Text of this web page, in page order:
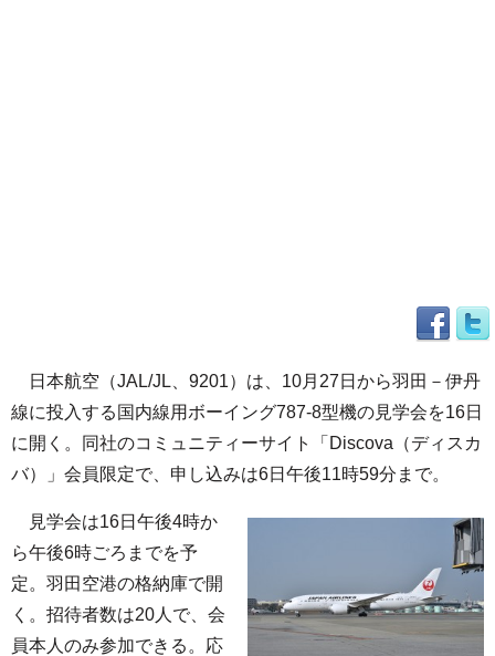
日本航空（JAL/JL、9201）は、10月27日から羽田－伊丹
線に投入する国内線用ボーイング787-8型機の見学会を16日
に開く。同社のコミュニティーサイト「Discova（ディスカ
バ）」会員限定で、申し込みは6日午後11時59分まで。
見学会は16日午後4時か
ら午後6時ごろまでを予
定。羽田空港の格納庫で開
く。招待者数は20人で、会
員本人のみ参加できる。応